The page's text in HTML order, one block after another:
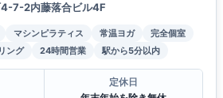
7-2内藤落合ビル4F
マシンピラティス 常温ヨガ
完全個室
ング 24時間営業 駅から5分以内
定休日